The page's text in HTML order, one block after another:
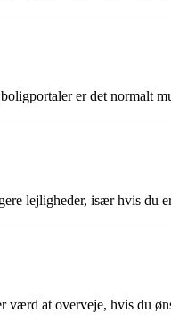
er det normalt
lejligheder, især hvis du
at overveje, hvis du